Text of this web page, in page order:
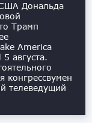
Дональда
Трамп
America
августа.
конгрессвумен
телеведущий